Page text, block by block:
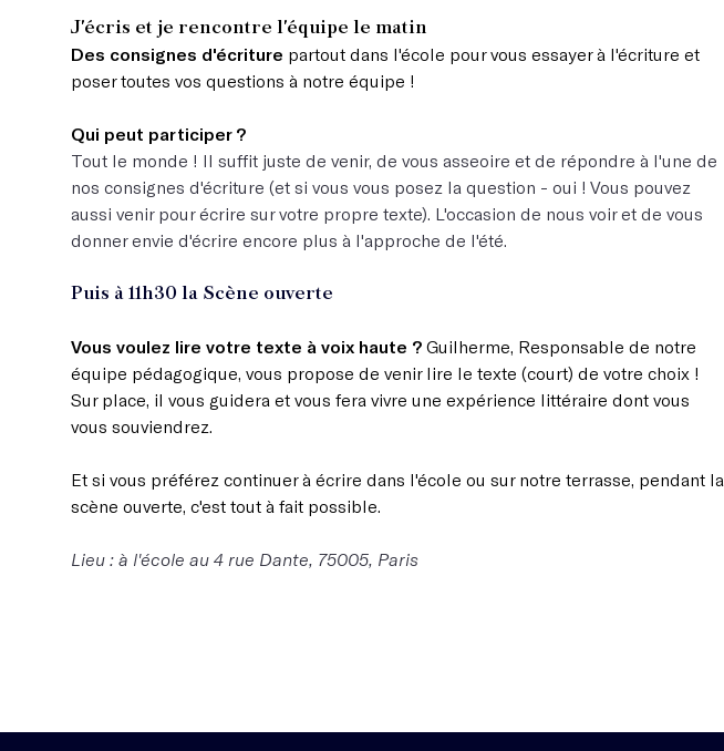
J'écris et je rencontre l'équipe le matin
Des consignes d'écriture partout dans l'école pour vous essayer à l'écriture et
poser toutes vos questions à notre équipe !
Qui peut participer ?
Tout le monde ! Il suffit juste de venir, de vous asseoire et de répondre à l'une de
nos consignes d'écriture (et si vous vous posez la question - oui ! Vous pouvez
aussi venir pour écrire sur votre propre texte). L'occasion de nous voir et de vous
donner envie d'écrire encore plus à l'approche de l'été.
Puis à 11h30 la Scène ouverte
Vous voulez lire votre texte à voix haute ? Guilherme, Responsable de notre
équipe pédagogique, vous propose de venir lire le texte (court) de votre choix !
Sur place, il vous guidera et vous fera vivre une expérience littéraire dont vous
vous souviendrez.
Et si vous préférez continuer à écrire dans l'école ou sur notre terrasse, pendant la
scène ouverte, c'est tout à fait possible.
Lieu : à l'école au 4 rue Dante, 75005, Paris